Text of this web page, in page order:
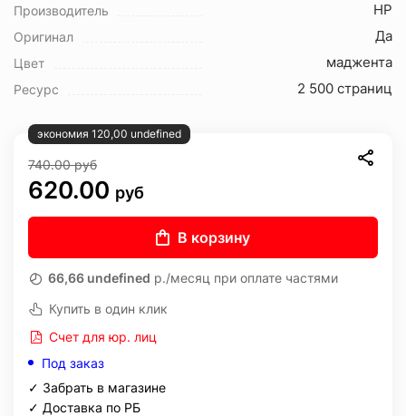
Производитель HP
Оригинал Да
Цвет маджента
Ресурс 2 500 страниц
экономия 120,00 undefined
740.00руб
620.00 руб
В корзину
66,66 undefined р./месяц при оплате частями
Купить в один клик
Счет для юр. лиц
Под заказ
✓ Забрать в магазине
✓ Доставка по РБ